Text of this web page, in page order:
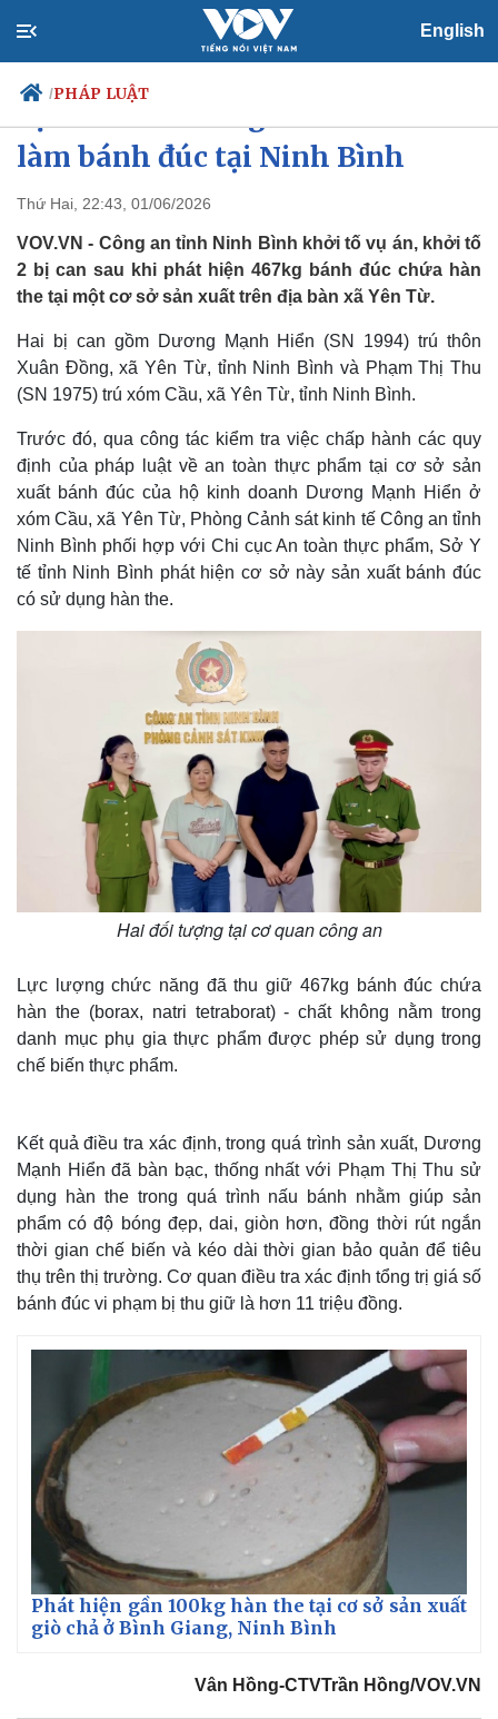
English
/PHÁP LUẬT
Chính trị
Đảng
Tổ chức nhân sự
Quốc hội
Nhận diện sự thật
Tin 24h
Dự báo thời tiết
Giáo dục
Dấu ấn VOV
Việc làm
Biển đảo
Thế giới
Cuộc sống đó đây
Hồ sơ
Multimedia
Video
Ảnh
E-Magazine
Infographic
làm bánh đúc tại Ninh Bình
Thứ Hai, 22:43, 01/06/2026
VOV.VN - Công an tỉnh Ninh Bình khởi tố vụ án, khởi tố
2 bị can sau khi phát hiện 467kg bánh đúc chứa hàn
the tại một cơ sở sản xuất trên địa bàn xã Yên Từ.
Hai bị can gồm Dương Mạnh Hiển (SN 1994) trú thôn
Xuân Đồng, xã Yên Từ, tỉnh Ninh Bình và Phạm Thị Thu
(SN 1975) trú xóm Cầu, xã Yên Từ, tỉnh Ninh Bình.
Trước đó, qua công tác kiểm tra việc chấp hành các quy
định của pháp luật về an toàn thực phẩm tại cơ sở sản
xuất bánh đúc của hộ kinh doanh Dương Mạnh Hiển ở
xóm Cầu, xã Yên Từ, Phòng Cảnh sát kinh tế Công an tỉnh
Ninh Bình phối hợp với Chi cục An toàn thực phẩm, Sở Y
tế tỉnh Ninh Bình phát hiện cơ sở này sản xuất bánh đúc
có sử dụng hàn the.
Hai đối tượng tại cơ quan công an
Lực lượng chức năng đã thu giữ 467kg bánh đúc chứa
hàn the (borax, natri tetraborat) - chất không nằm trong
danh mục phụ gia thực phẩm được phép sử dụng trong
chế biến thực phẩm.
Kết quả điều tra xác định, trong quá trình sản xuất, Dương
Mạnh Hiển đã bàn bạc, thống nhất với Phạm Thị Thu sử
dụng hàn the trong quá trình nấu bánh nhằm giúp sản
phẩm có độ bóng đẹp, dai, giòn hơn, đồng thời rút ngắn
thời gian chế biến và kéo dài thời gian bảo quản để tiêu
thụ trên thị trường. Cơ quan điều tra xác định tổng trị giá số
bánh đúc vi phạm bị thu giữ là hơn 11 triệu đồng.
Phát hiện gần 100kg hàn the tại cơ sở sản xuất
giò chả ở Bình Giang, Ninh Bình
Vân Hồng-CTVTrần Hồng/VOV.VN